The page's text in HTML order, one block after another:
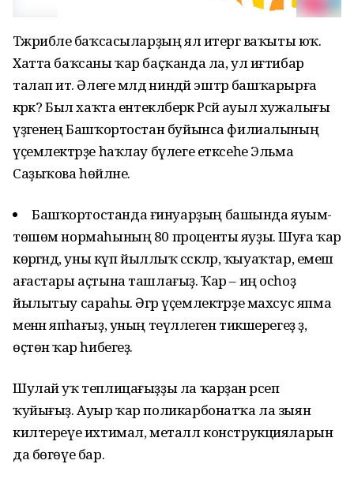
Тәжрибәле баҡсасыларҙың ял итергә ваҡыты юҡ.
Хатта баҡсаны ҡар баҫҡанда ла, ул иғтибар
талап итә. Әлеге мәлдә ниндәй эштәр башҡарырға
кәрәк? Был хаҡта ентекләберәк Рәсәй ауыл хужалығы
үҙәгенең Башҡортостан буйынса филиалының
үҫемлектәрҙе һаҡлау бүлеге етксеһе Эльма
Саҙыҡова һөйләне.
Башҡортостанда ғинуарҙың башында яуым-
төшөм нормаһының 80 проценты яуҙы. Шуға ҡар
көрәгәндә, уны күп йыллыҡ сәскәләр, ҡыуаҡтар, емеш
ағастары аҫтына ташлағыҙ. Ҡар – иң осһоҙ
йылытыу сараһы. Әгәр үҫемлектәрҙе махсус япма
менән япһағыҙ, уның теүәллеген тикшерегеҙ ҙә,
өҫтөнә ҡар һибегеҙ.
Шулай уҡ теплицағыҙҙы ла ҡарҙан әрсеп
ҡуйығыҙ. Ауыр ҡар поликарбонатҡа ла зыян
килтереүе ихтимал, металл конструкцияларын
да бөгөүе бар.